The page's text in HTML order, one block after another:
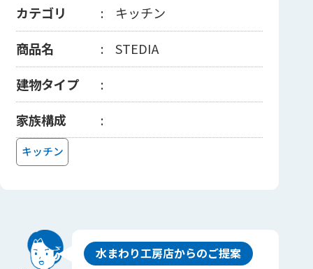
カテゴリ
キッチン
商品名
STEDIA
建物タイプ
家族構成
キッチン
水まわり工房店からのご提案